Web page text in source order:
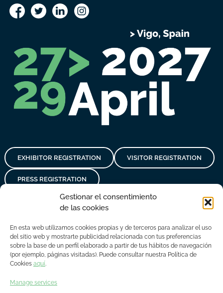
Gestionar el consentimiento
de las cookies
En esta web utilizamos cookies propias y de terceros para analizar el uso
del sitio web y mostrarte publicidad relacionada con tus preferencias
sobre la base de un perfil elaborado a partir de tus hábitos de navegación
(por ejemplo, páginas visitadas). Puede consultar nuestra Política de
Cookies aquí.
Manage services
EXHIBITOR REGISTRATION VISITOR REGISTRATION
PRESS REGISTRATION
Privacy policyLegal noticeCookies policyContact
© Copyright 2018 - 2023 Asime